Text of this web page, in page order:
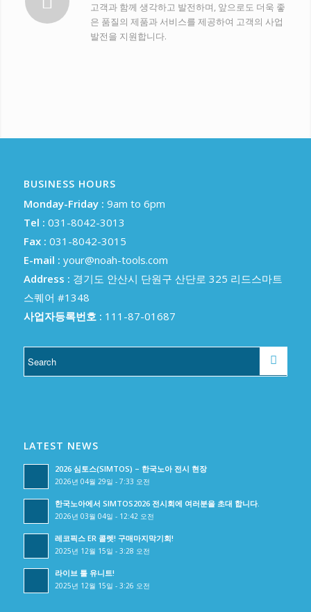
고객과 함께 생각하고 발전하며, 앞으로도 더욱 좋
은 품질의 제품과 서비스를 제공하여 고객의 사업
발전을 지원합니다.
BUSINESS HOURS
Monday-Friday : 9am to 6pm
Tel : 031-8042-3013
Fax : 031-8042-3015
E-mail : your@noah-tools.com
Address : 경기도 안산시 단원구 산단로 325 리드스마트
스퀘어 #1348
사업자등록번호 : 111-87-01687
LATEST NEWS
2026 심토스(SIMTOS) – 한국노아 전시 현장
2026년 04월 29일 - 7:33 오전
한국노아에서 SIMTOS2026 전시회에 여러분을 초대 합니다.
2026년 03월 04일 - 12:42 오전
레코픽스 ER 콜렛! 구매마지막기회!
2025년 12월 15일 - 3:28 오전
라이브 툴 유니트!
2025년 12월 15일 - 3:26 오전